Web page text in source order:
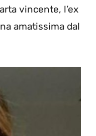
vincente, l’ex
amatissima dal